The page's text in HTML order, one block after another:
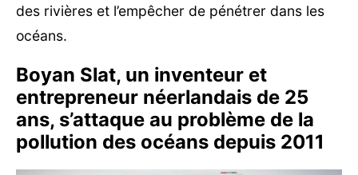
des rivières et l’empêcher de pénétrer dans les
océans.
Boyan Slat, un inventeur et
entrepreneur néerlandais de 25
ans, s’attaque au problème de la
pollution des océans depuis 2011